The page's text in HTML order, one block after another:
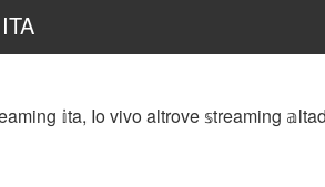
𝕚ta, Io vivo altrove 𝕤treaming